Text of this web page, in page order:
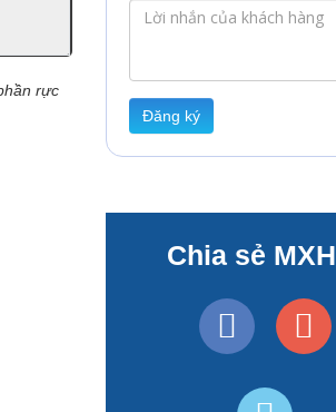
rực
Đăng ký
Chia sẻ MXH